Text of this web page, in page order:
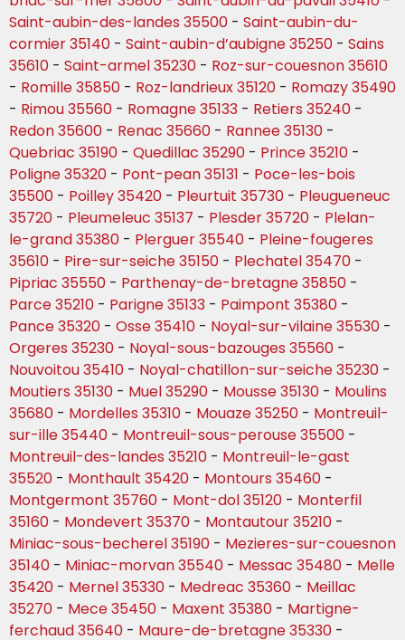
Saint-aubin-des-landes 35500 - Saint-aubin-du-
cormier 35140 - Saint-aubin-d’aubigne 35250 - Sains
35610 - Saint-armel 35230 - Roz-sur-couesnon 35610
- Romille 35850 - Roz-landrieux 35120 - Romazy 35490
- Rimou 35560 - Romagne 35133 - Retiers 35240 -
Redon 35600 - Renac 35660 - Rannee 35130 -
Quebriac 35190 - Quedillac 35290 - Prince 35210 -
Poligne 35320 - Pont-pean 35131 - Poce-les-bois
35500 - Poilley 35420 - Pleurtuit 35730 - Pleugueneuc
35720 - Pleumeleuc 35137 - Plesder 35720 - Plelan-
le-grand 35380 - Plerguer 35540 - Pleine-fougeres
35610 - Pire-sur-seiche 35150 - Plechatel 35470 -
Pipriac 35550 - Parthenay-de-bretagne 35850 -
Parce 35210 - Parigne 35133 - Paimpont 35380 -
Pance 35320 - Osse 35410 - Noyal-sur-vilaine 35530 -
Orgeres 35230 - Noyal-sous-bazouges 35560 -
Nouvoitou 35410 - Noyal-chatillon-sur-seiche 35230 -
Moutiers 35130 - Muel 35290 - Mousse 35130 - Moulins
35680 - Mordelles 35310 - Mouaze 35250 - Montreuil-
sur-ille 35440 - Montreuil-sous-perouse 35500 -
Montreuil-des-landes 35210 - Montreuil-le-gast
35520 - Monthault 35420 - Montours 35460 -
Montgermont 35760 - Mont-dol 35120 - Monterfil
35160 - Mondevert 35370 - Montautour 35210 -
Miniac-sous-becherel 35190 - Mezieres-sur-couesnon
35140 - Miniac-morvan 35540 - Messac 35480 - Melle
35420 - Mernel 35330 - Medreac 35360 - Meillac
35270 - Mece 35450 - Maxent 35380 - Martigne-
ferchaud 35640 - Maure-de-bretagne 35330 -